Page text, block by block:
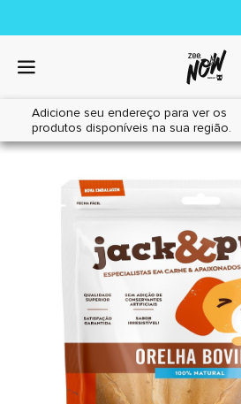
Adicione seu endereço para ver os
produtos disponíveis na sua região.
Home|Cães|Petiscos